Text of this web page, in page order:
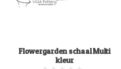
Flowergarden schaal Multi
kleur